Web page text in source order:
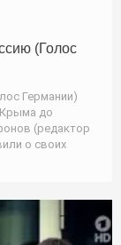
(Голос
Германии)
Крыма до
(редактор
о своих